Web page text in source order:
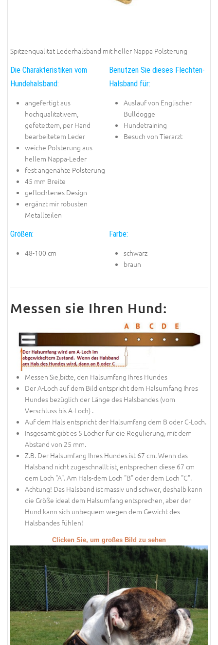
Spitzenqualität Lederhalsband mit heller Nappa Polsterung
Die Charakteristiken vom
Hundehalsband:
angefertigt aus
hochqualitativem,
gefetettem, per Hand
bearbeitetem Leder
weiche Polsterung aus
hellem Nappa-Leder
fest angenähte Polsterung
45 mm Breite
geflochtenes Design
ergänzt mir robusten
Metallteilen
Benutzen Sie dieses Flechten-
Halsband für:
Auslauf von Englischer
Bulldogge
Hundetraining
Besuch von Tierarzt
Größen:
48-100 cm
Farbe:
schwarz
braun
Messen sie Ihren Hund:
Messen Sie,bitte, den Halsumfang Ihres Hundes
Der A-Loch auf dem Bild entspricht dem Halsumfang Ihres
Hundes bezüglich der Länge des Halsbandes (vom
Verschluss bis A-Loch) .
Auf dem Hals entspricht der Halsumfang dem B oder C-Loch.
Insgesamt gibt es 5 Löcher für die Regulierung, mit dem
Abstand von 25 mm.
Z.B. Der Halsumfang Ihres Hundes ist 67 cm. Wenn das
Halsband nicht zugeschnallt ist, entsprechen diese 67 cm
dem Loch "A". Am Hals-dem Loch "B" oder dem Loch "C".
Achtung! Das Halsband ist massiv und schwer, deshalb kann
die Größe ideal dem Halsumfang entsprechen, aber der
Hund kann sich unbequem wegen dem Gewicht des
Halsbandes fühlen!
Clicken Sie, um großes Bild zu sehen